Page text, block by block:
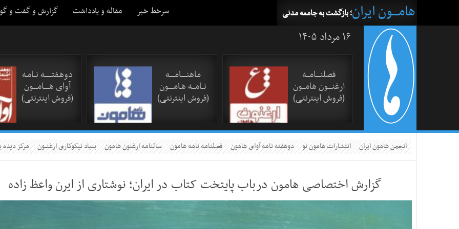
سرخط خبر مقاله و یادداشت گزارش و گفت و گو هامــــون ایران؛ بازگشت به جامعه مدنی
۱۶ مرداد ۱۴۰۵
فصلنــــامـــه
ارغنــــون هامـــون
(فروش اینترنتی)
ماهنـــــامـــــه
نــامـــه هـامـــــون
(فروش اینترنتی)
دوهـفتـــــــه نــامـه
آوای هـــــامــــون
(فروش اینترنتی)
انجمن هامون ایران انتشارات هامون نو دوهفته نامه آوای هامون فصلنامه نامه هامون سالنامه ارغنون هامون بنیاد نیکوکاری ارغنــون مرکز
گزارش اختصاصی هامون درباب پایتخت کتاب در ایران؛ نوشتاری از ایرن واعظ زاده